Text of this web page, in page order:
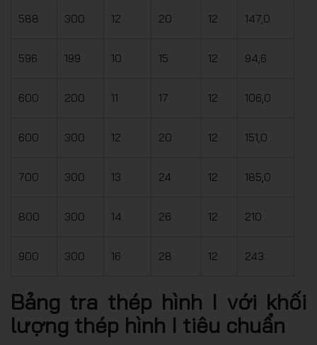
588 300 12 20 12 147,0
596 199 10 15 12 94,6
600 200 11 17 12 106,0
600 300 12 20 12 151,0
700 300 13 24 12 185,0
800 300 14 26 12 210
900 300 16 28 12 243
Bảng tra thép hình I với khối
lượng thép hình I tiêu chuẩn